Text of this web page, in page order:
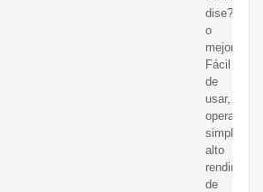
dise?
o
mejorado.
Fácil
de
usar,
operación
simple,
alto
de